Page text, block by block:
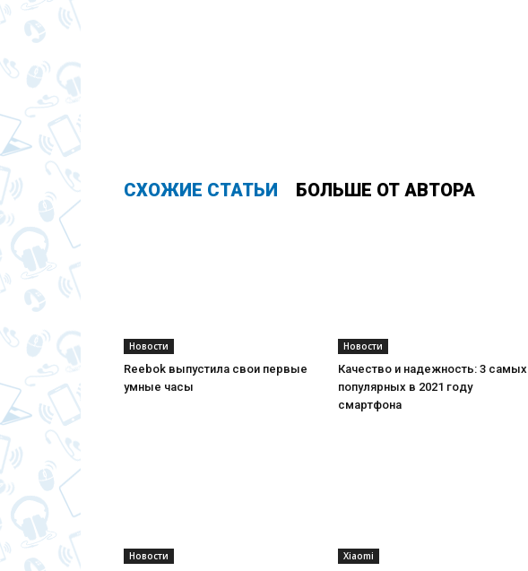
СХОЖИЕ СТАТЬИ БОЛЬШЕ ОТ АВТОРА
Новости
Reebok выпустила свои первые
умные часы
Новости
Качество и надежность: 3 самых
популярных в 2021 году
смартфона
Новости Xiaomi